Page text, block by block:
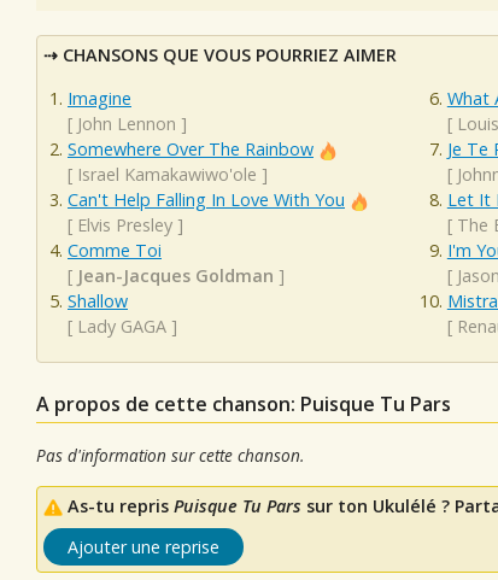
CHANSONS QUE VOUS POURRIEZ AIMER
Imagine
[ John Lennon ]
Somewhere Over The Rainbow
[ Israel Kamakawiwo'ole ]
Can't Help Falling In Love With You
[ Elvis Presley ]
Comme Toi
[ Jean-Jacques Goldman ]
Shallow
[ Lady GAGA ]
What
[
Je Te
[
Let It
[ The
I'm
[
[
A propos de cette chanson: Puisque Tu Pars
Pas d'information sur cette chanson.
As-tu repris Puisque Tu Pars sur ton Ukulélé ?
Ajouter une reprise